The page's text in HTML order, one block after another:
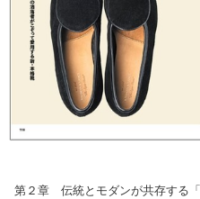
第２章 伝統とモダンが共存する